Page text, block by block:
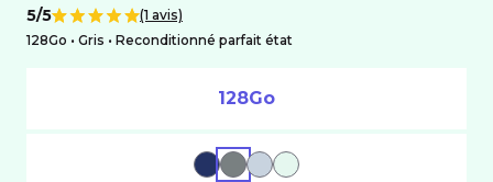
Note de
5/5
(1 avis)
128Go •
gris • Reconditionné parfait état
128Go
BLEU GRIS BLEU-CLAIR VERT